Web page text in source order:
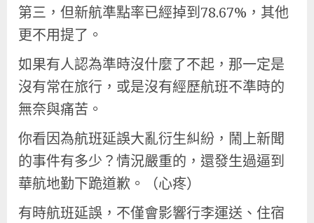
第三，但新航準點率已經掉到78.67%，其他
更不用提了。
如果有人認為準時沒什麼了不起，那一定是
沒有常在旅行，或是沒有經歷航班不準時的
無奈與痛苦。
你看因為航班延誤大亂衍生糾紛，鬧上新聞
的事件有多少？情況嚴重的，還發生過逼到
華航地勤下跪道歉。（心疼）
有時航班延誤，不僅會影響行李運送、住宿